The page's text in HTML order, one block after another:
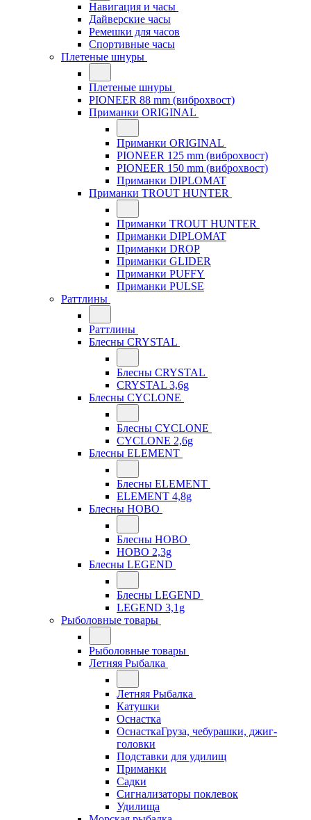
Навигация и часы
Дайверские часы
Ремешки для часов
Спортивные часы
Плетеные шнуры
Плетеные шнуры
PIONEER 88 mm (виброхвост)
Приманки ORIGINAL
Приманки ORIGINAL
PIONEER 125 mm (виброхвост)
PIONEER 150 mm (виброхвост)
Приманки DIPLOMAT
Приманки TROUT HUNTER
Приманки TROUT HUNTER
Приманки DIPLOMAT
Приманки DROP
Приманки GLIDER
Приманки PUFFY
Приманки PULSE
Раттлины
Раттлины
Блесны CRYSTAL
Блесны CRYSTAL
CRYSTAL 3,6g
Блесны CYCLONE
Блесны CYCLONE
CYCLONE 2,6g
Блесны ELEMENT
Блесны ELEMENT
ELEMENT 4,8g
Блесны HOBO
Блесны HOBO
HOBO 2,3g
Блесны LEGEND
Блесны LEGEND
LEGEND 3,1g
Рыболовные товары
Рыболовные товары
Летняя Рыбалка
Летняя Рыбалка
Катушки
Оснастка
ОснасткаГруза, чебурашки, джиг-
головки
Подставки для удилищ
Приманки
Садки
Сигнализаторы поклевок
Удилища